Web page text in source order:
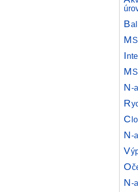
B
M
I
M
N-
R
C
N-
V
O
N-